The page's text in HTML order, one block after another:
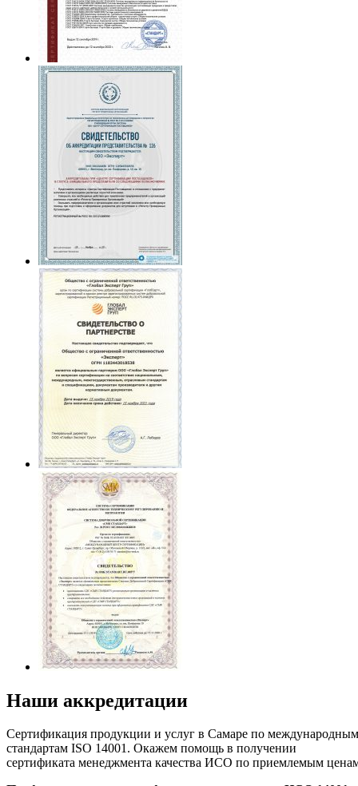
Наши аккредитации
Сертификация продукции и услуг в Самаре по международным
стандартам ISO 14001. Окажем помощь в получении
сертификата менеджмента качества ИСО по приемлемым